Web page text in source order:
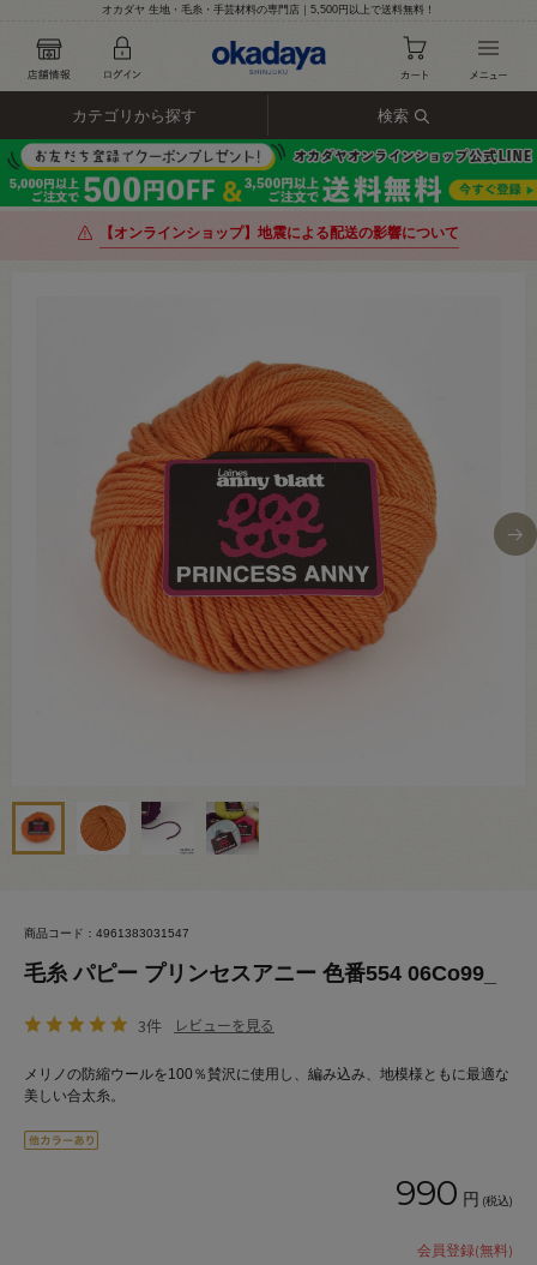
オカダヤ 生地・毛糸・手芸材料の専門店｜5,500円以上で送料無料！
カテゴリから探す 検索
【オンラインショップ】地震による配送の影響について
商品コード：4961383031547
毛糸 パピー プリンセスアニー 色番554 06Co99_
3件 レビューを見る
メリノの防縮ウールを100％賛沢に使用し、編み込み、地模様ともに最適な
美しい合太糸。
990 円 (税込)
会員登録(無料)